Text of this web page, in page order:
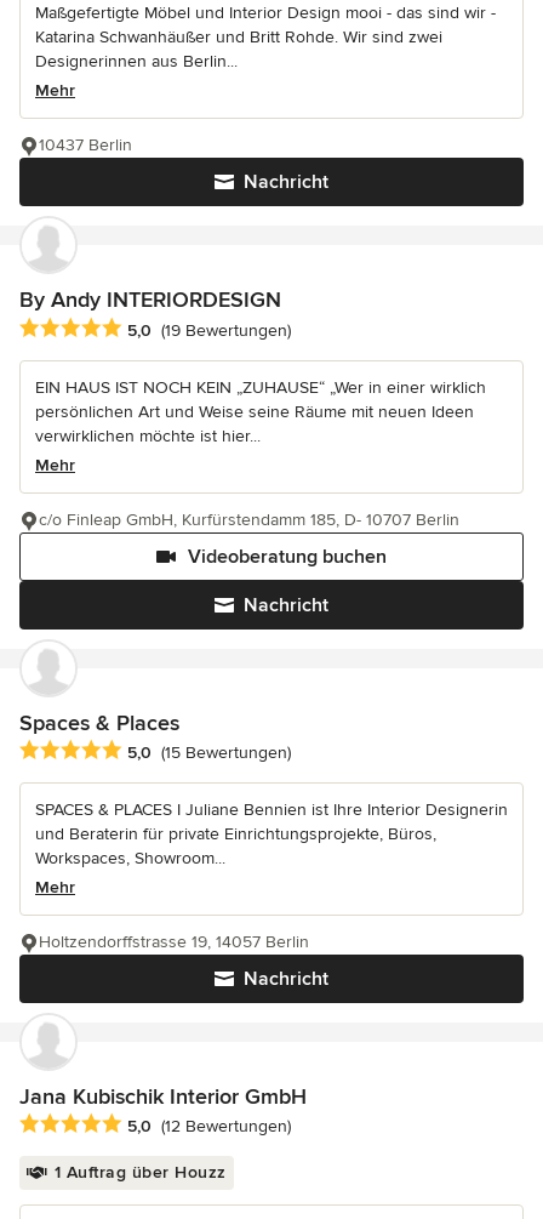
Maßgefertigte Möbel und Interior Design mooi - das sind wir -
Katarina Schwanhäußer und Britt Rohde. Wir sind zwei
Designerinnen aus Berlin...
Mehr
Nachricht
10437 Berlin
By Andy INTERIORDESIGN
Durchschnittliche Bewertung: 5 von 5 Sternen
5,0 (19 Bewertungen)
EIN HAUS IST NOCH KEIN „ZUHAUSE“ „Wer in einer wirklich
persönlichen Art und Weise seine Räume mit neuen Ideen
verwirklichen möchte ist hier...
Mehr
Nachricht
Videoberatung buchen
c/o Finleap GmbH, Kurfürstendamm 185, D- 10707 Berlin
Spaces & Places
Durchschnittliche Bewertung: 5 von 5 Sternen
5,0 (15 Bewertungen)
SPACES & PLACES I Juliane Bennien ist Ihre Interior Designerin
und Beraterin für private Einrichtungsprojekte, Büros,
Workspaces, Showroom...
Mehr
Nachricht
Holtzendorffstrasse 19, 14057 Berlin
Jana Kubischik Interior GmbH
Durchschnittliche Bewertung: 5 von 5 Sternen
5,0 (12 Bewertungen)
1 Auftrag über Houzz